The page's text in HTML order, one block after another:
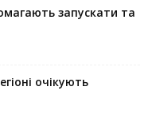
запускaти та
очікують